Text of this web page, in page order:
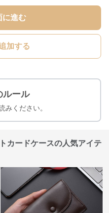
に進む
加する
ルール
みください。
カードケースの人気アイテ